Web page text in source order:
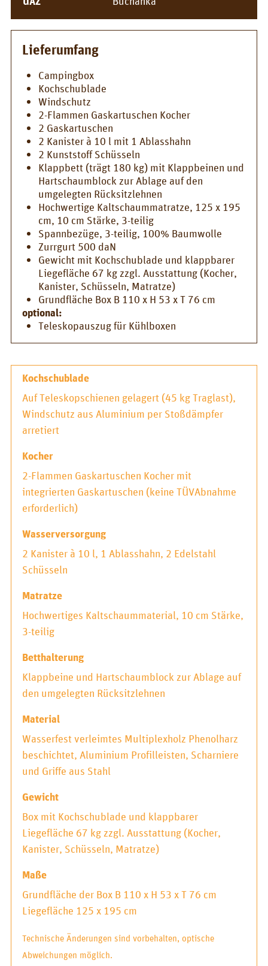
Lieferumfang
Campingbox
Kochschublade
Windschutz
2-Flammen Gaskartuschen Kocher
2 Gaskartuschen
2 Kanister à 10 l mit 1 Ablasshahn
2 Kunststoff Schüsseln
Klappbett (trägt 180 kg) mit Klappbeinen und
Hartschaumblock zur Ablage auf den
umgelegten Rücksitzlehnen
Hochwertige Kaltschaummatratze, 125 x 195
cm, 10 cm Stärke, 3-teilig
Spannbezüge, 3-teilig, 100% Baumwolle
Zurrgurt 500 daN
Gewicht mit Kochschublade und klappbarer
Liegefläche 67 kg zzgl. Ausstattung (Kocher,
Kanister, Schüsseln, Matratze)
Grundfläche Box B 110 x H 53 x T 76 cm
optional:
Teleskopauszug für Kühlboxen
Kochschublade
Auf Teleskopschienen gelagert (45 kg Traglast),
Windschutz aus Aluminium per Stoßdämpfer
arretiert
Kocher
2-Flammen Gaskartuschen Kocher mit
integrierten Gaskartuschen (keine TÜVAbnahme
erforderlich)
Wasserversorgung
2 Kanister à 10 l, 1 Ablasshahn, 2 Edelstahl
Schüsseln
Matratze
Hochwertiges Kaltschaummaterial, 10 cm Stärke,
3-teilig
Betthalterung
Klappbeine und Hartschaumblock zur Ablage auf
den umgelegten Rücksitzlehnen
Material
Wasserfest verleimtes Multiplexholz Phenolharz
beschichtet, Aluminium Profilleisten, Scharniere
und Griffe aus Stahl
Gewicht
Box mit Kochschublade und klappbarer
Liegefläche 67 kg zzgl. Ausstattung (Kocher,
Kanister, Schüsseln, Matratze)
Maße
Grundfläche der Box B 110 x H 53 x T 76 cm
Liegefläche 125 x 195 cm
Technische Änderungen sind vorbehalten, optische
Abweichungen möglich.